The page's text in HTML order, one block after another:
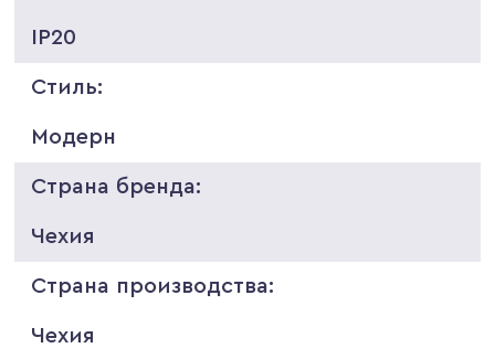
IP20
Стиль:
Модерн
Страна бренда:
Чехия
Страна производства:
Чехия